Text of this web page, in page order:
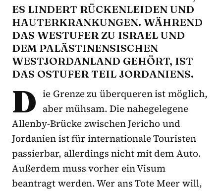
ES LINDERT RÜCKENLEIDEN UND
HAUTERKRANKUNGEN. WÄHREND
DAS WESTUFER ZU ISRAEL UND
DEM PALÄSTINENSISCHEN
WESTJORDANLAND GEHÖRT, IST
DAS OSTUFER TEIL JORDANIENS.
D ie Grenze zu überqueren ist möglich,
aber mühsam. Die nahegelegene
Allenby-Brücke zwischen Jericho und
Jordanien ist für internationale Touristen
passierbar, allerdings nicht mit dem Auto.
Außerdem muss vorher ein Visum
beantragt werden. Wer ans Tote Meer will,